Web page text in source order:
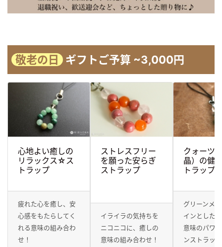
敬老の日 ギフトご予算 ~3,000円
心地よい癒しの
リラックス☆ス
トラップ
疲れた心を癒し、安
心感をもたらしてく
れる意味の組み合わ
せ！
ストレスフリー
を願った安らぎ
ストラップ
イライラの気持ちを
ニコニコに、癒しの
意味の組み合わせ！
クォーツ
晶）の健
トラップ
グリーンメ
インとした
意味のパワ
ンストラップ